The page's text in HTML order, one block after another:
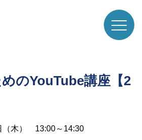
のYouTube講座【2
（木） 13:00～14:30